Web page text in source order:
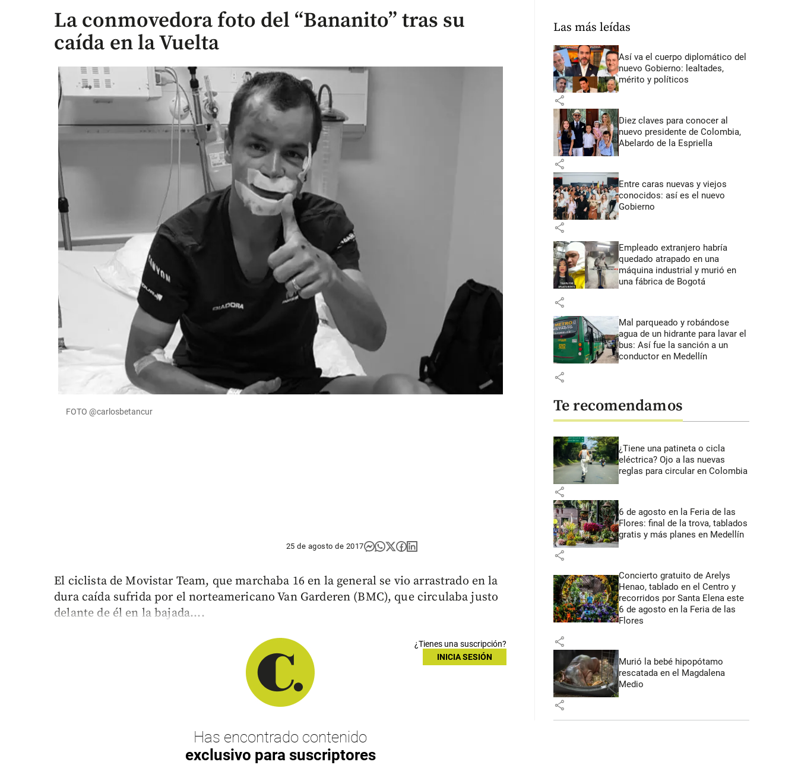
La conmovedora foto del “Bananito” tras su
caída en la Vuelta
FOTO @carlosbetancur
25 de agosto de 2017
El ciclista de Movistar Team, que marchaba 16 en la general se vio arrastrado en la
dura caída sufrida por el norteamericano Van Garderen (BMC), que circulaba justo
delante de él en la bajada....
¿Tienes una suscripción?
INICIA SESIÓN
Has encontrado contenido
exclusivo para suscriptores
Las más leídas
Así va el cuerpo diplomático del
nuevo Gobierno: lealtades,
mérito y políticos
share
Diez claves para conocer al
nuevo presidente de Colombia,
Abelardo de la Espriella
share
Entre caras nuevas y viejos
conocidos: así es el nuevo
Gobierno
share
Empleado extranjero habría
quedado atrapado en una
máquina industrial y murió en
una fábrica de Bogotá
share
Mal parqueado y robándose
agua de un hidrante para lavar el
bus: Así fue la sanción a un
conductor en Medellín
share
Te recomendamos
¿Tiene una patineta o cicla
eléctrica? Ojo a las nuevas
reglas para circular en Colombia
share
6 de agosto en la Feria de las
Flores: final de la trova, tablados
gratis y más planes en Medellín
share
Concierto gratuito de Arelys
Henao, tablado en el Centro y
recorridos por Santa Elena este
6 de agosto en la Feria de las
Flores
share
Murió la bebé hipopótamo
rescatada en el Magdalena
Medio
share